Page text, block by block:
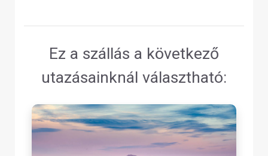
Ez a szállás a következő
utazásainknál választható: